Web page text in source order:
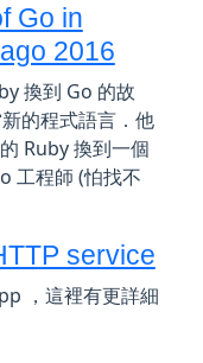
Go in
2016
換到 Go 的故
的程式語言．他
Ruby 換到一個
工程師 (怕找不
service
，這裡有更詳細